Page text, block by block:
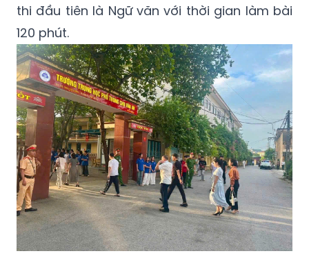
thi đầu tiên là Ngữ văn với thời gian làm bài
120 phút.